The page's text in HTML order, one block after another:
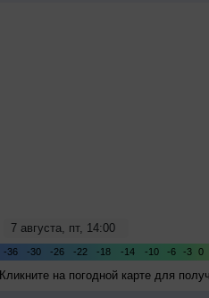
Кликните на погодной карте для